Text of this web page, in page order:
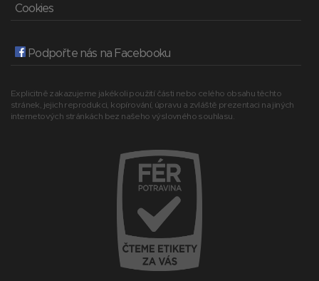
Cookies
Podpořte nás na Facebooku
Explicitně zakazujeme jakékoli použití části nebo celého obsahu těchto
stránek, jejich reprodukci, kopírování, úpravu a zvláště prezentaci na jiných
internetových stránkách bez našeho výslovného souhlasu.